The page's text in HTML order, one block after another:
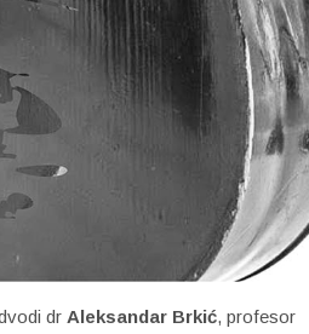
dr Aleksandar Brkić, profesor